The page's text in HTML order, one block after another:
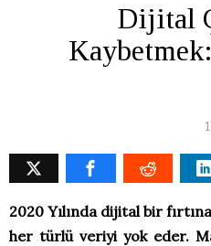
Dijital
2020 Yılında dijital bir
her türlü veriyi yok eder.